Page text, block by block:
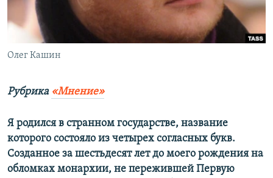
ПОБЕДИТЕЛЕЙ НЕ СУДЯТ?
КРЫМ.НЕПОКОРЕННЫЙ
ELIFBE
ПРИСОЕДИНЯЙТЕСЬ!
Все сайты RFE/RL
Олег Кашин
Рубрика «Мнение»
Я родился в странном государстве, название
которого состояло из четырех согласных букв.
Созданное за шестьдесят лет до моего рождения на
обломках монархии, не пережившей Первую